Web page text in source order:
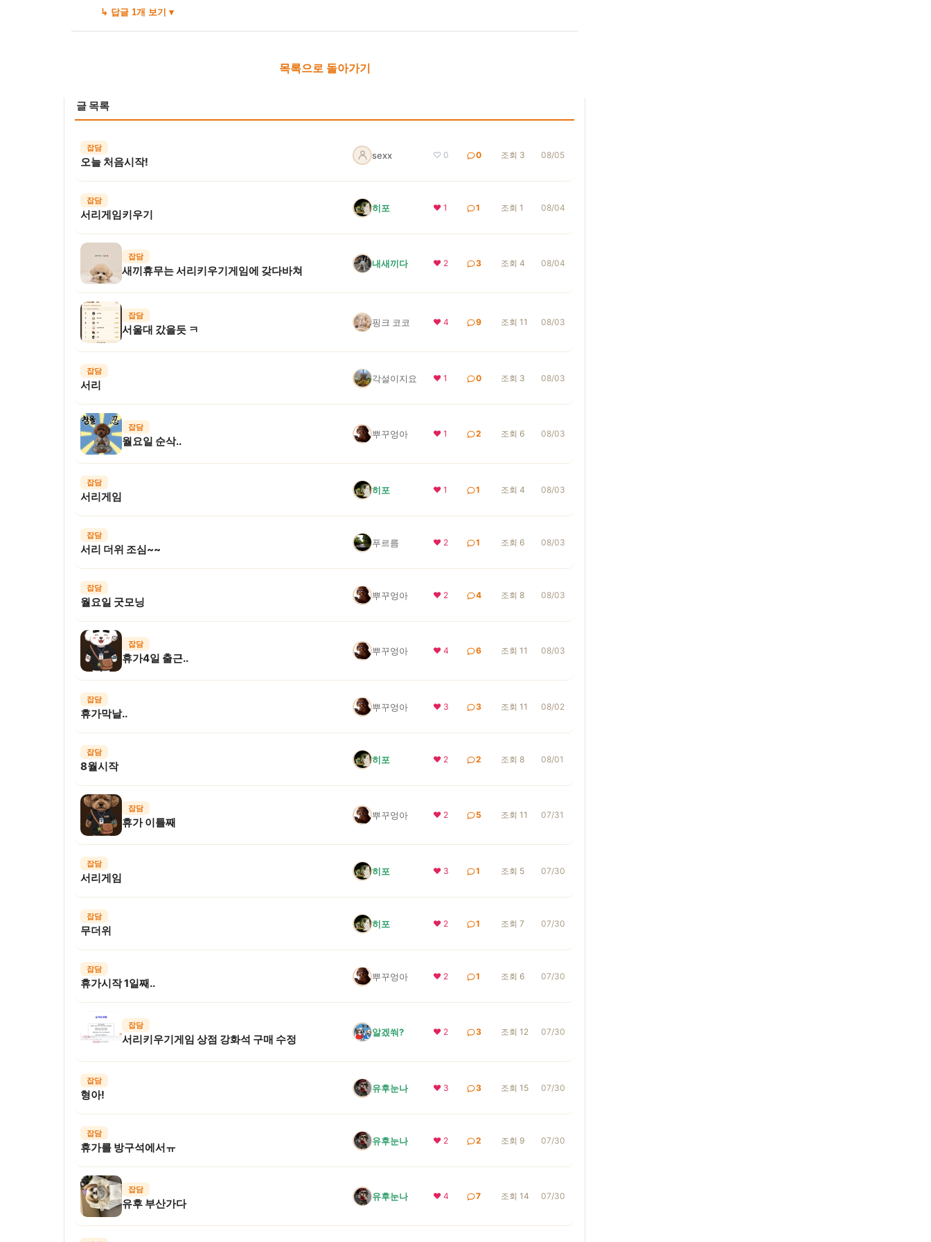
↳ 답글 1개 보기 ▾
목록으로 돌아가기
글 목록
잡담
오늘 처음시작!
sexx ♡ 0 0 조회 3 08/05
잡담
서리게임키우기
히포 ❤ 1 1 조회 1 08/04
잡담
새끼휴무는 서리키우기게임에 갖다바쳐
내새끼다 ❤ 2 3 조회 4 08/04
잡담
서울대 갔을듯 ㅋ
핑크 코코 ❤ 4 9 조회 11 08/03
잡담
서리
각설이지요 ❤ 1 0 조회 3 08/03
잡담
월요일 순삭..
뿌꾸엉아 ❤ 1 2 조회 6 08/03
잡담
서리게임
히포 ❤ 1 1 조회 4 08/03
잡담
서리 더위 조심~~
푸르름 ❤ 2 1 조회 6 08/03
잡담
월요일 굿모닝
뿌꾸엉아 ❤ 2 4 조회 8 08/03
잡담
휴가4일 출근..
뿌꾸엉아 ❤ 4 6 조회 11 08/03
잡담
휴가막날..
뿌꾸엉아 ❤ 3 3 조회 11 08/02
잡담
8월시작
히포 ❤ 2 2 조회 8 08/01
잡담
휴가 이틀째
뿌꾸엉아 ❤ 2 5 조회 11 07/31
잡담
서리게임
히포 ❤ 3 1 조회 5 07/30
잡담
무더위
히포 ❤ 2 1 조회 7 07/30
잡담
휴가시작 1일째..
뿌꾸엉아 ❤ 2 1 조회 6 07/30
잡담
서리키우기게임 상점 강화석 구매 수정
알겠쒀? ❤ 2 3 조회 12 07/30
잡담
형아!
유후눈나 ❤ 3 3 조회 15 07/30
잡담
휴가를 방구석에서ㅠ
유후눈나 ❤ 2 2 조회 9 07/30
잡담
유후 부산가다
유후눈나 ❤ 4 7 조회 14 07/30